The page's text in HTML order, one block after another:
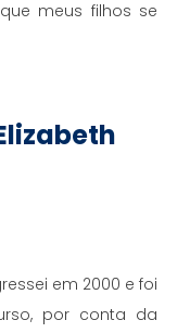
meus filhos se
em 2000 e foi
por conta da